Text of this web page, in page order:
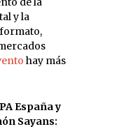
y la
hay más
España y
Sayans: